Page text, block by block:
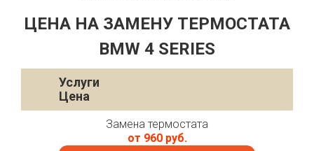
ЦЕНА НА ЗАМЕНУ ТЕРМОСТАТА
BMW 4 SERIES
Услуги
Цена
Замена термостата
от 960 руб.